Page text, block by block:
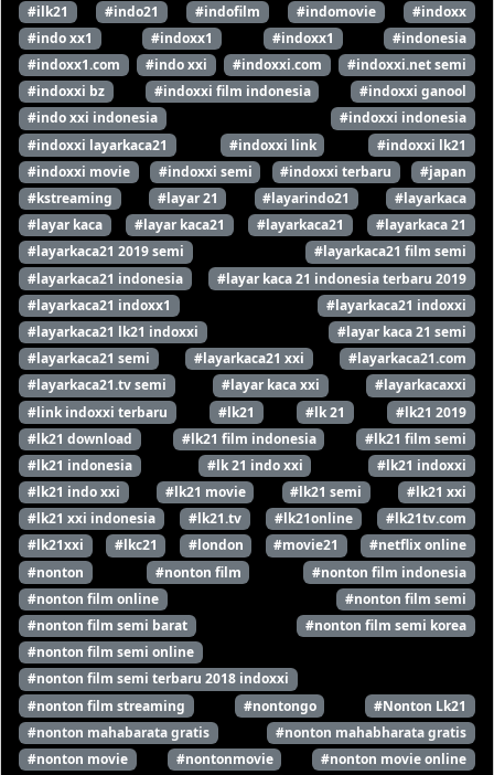
#ilk21
#indo21 #indofilm #indomovie
#indoxx
#indo xx1
#indoxx1 #indoxx1
#indonesia
#indoxx1.com
#indo xxi #indoxxi.com
#indoxxi.net semi
#indoxxi bz
#indoxxi film indonesia
#indoxxi ganool
#indo xxi indonesia
#indoxxi indonesia
#indoxxi layarkaca21
#indoxxi link
#indoxxi lk21
#indoxxi movie
#indoxxi semi #indoxxi terbaru
#japan
#kstreaming
#layar 21 #layarindo21
#layarkaca
#layar kaca
#layar kaca21 #layarkaca21
#layarkaca 21
#layarkaca21 2019 semi
#layarkaca21 film semi
#layarkaca21 indonesia
#layar kaca 21 indonesia terbaru 2019
#layarkaca21 indoxx1
#layarkaca21 indoxxi
#layarkaca21 lk21 indoxxi
#layar kaca 21 semi
#layarkaca21 semi
#layarkaca21 xxi
#layarkaca21.com
#layarkaca21.tv semi
#layar kaca xxi
#layarkacaxxi
#link indoxxi terbaru
#lk21 #lk 21
#lk21 2019
#lk21 download
#lk21 film indonesia
#lk21 film semi
#lk21 indonesia
#lk 21 indo xxi
#lk21 indoxxi
#lk21 indo xxi
#lk21 movie #lk21 semi
#lk21 xxi
#lk21 xxi indonesia
#lk21.tv #lk21online
#lk21tv.com
#lk21xxi
#lkc21 #london #movie21
#netflix online
#nonton
#nonton film
#nonton film indonesia
#nonton film online
#nonton film semi
#nonton film semi barat
#nonton film semi korea
#nonton film semi online
#nonton film semi terbaru 2018 indoxxi
#nonton film streaming
#nontongo
#Nonton Lk21
#nonton mahabarata gratis
#nonton mahabharata gratis
#nonton movie
#nontonmovie
#nonton movie online